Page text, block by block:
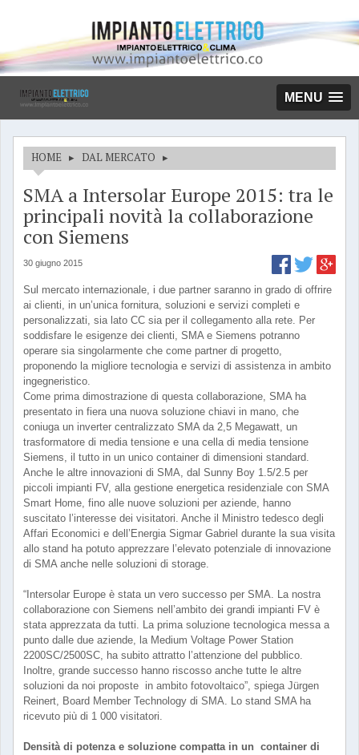
MENU
HOME ▸ DAL MERCATO ▸
SMA a Intersolar Europe 2015: tra le
principali novità la collaborazione
con Siemens
30 giugno 2015
Sul mercato internazionale, i due partner saranno in grado di offrire
ai clienti, in un’unica fornitura, soluzioni e servizi completi e
personalizzati, sia lato CC sia per il collegamento alla rete. Per
soddisfare le esigenze dei clienti, SMA e Siemens potranno
operare sia singolarmente che come partner di progetto,
proponendo la migliore tecnologia e servizi di assistenza in ambito
ingegneristico.
Come prima dimostrazione di questa collaborazione, SMA ha
presentato in fiera una nuova soluzione chiavi in mano, che
coniuga un inverter centralizzato SMA da 2,5 Megawatt, un
trasformatore di media tensione e una cella di media tensione
Siemens, il tutto in un unico container di dimensioni standard.
Anche le altre innovazioni di SMA, dal Sunny Boy 1.5/2.5 per
piccoli impianti FV, alla gestione energetica residenziale con SMA
Smart Home, fino alle nuove soluzioni per aziende, hanno
suscitato l’interesse dei visitatori. Anche il Ministro tedesco degli
Affari Economici e dell’Energia Sigmar Gabriel durante la sua visita
allo stand ha potuto apprezzare l’elevato potenziale di innovazione
di SMA anche nelle soluzioni di storage.
“Intersolar Europe è stata un vero successo per SMA. La nostra
collaborazione con Siemens nell’ambito dei grandi impianti FV è
stata apprezzata da tutti. La prima soluzione tecnologica messa a
punto dalle due aziende, la Medium Voltage Power Station
2200SC/2500SC, ha subito attratto l’attenzione del pubblico.
Inoltre, grande successo hanno riscosso anche tutte le altre
soluzioni da noi proposte in ambito fotovoltaico”, spiega Jürgen
Reinert, Board Member Technology di SMA. Lo stand SMA ha
ricevuto più di 1 000 visitatori.
Densità di potenza e soluzione compatta in un container di